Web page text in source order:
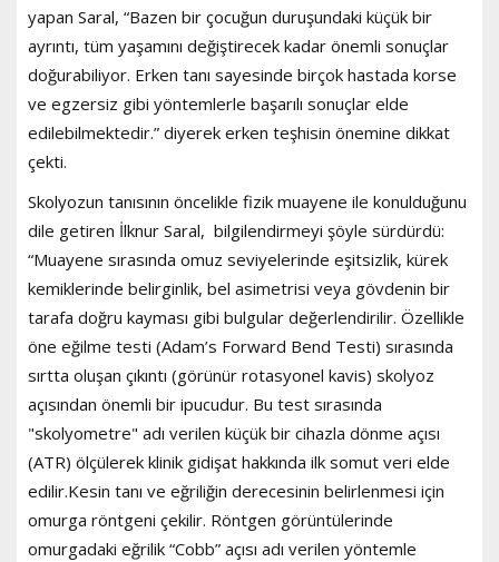
yapan Saral, “Bazen bir çocuğun duruşundaki küçük bir
ayrıntı, tüm yaşamını değiştirecek kadar önemli sonuçlar
doğurabiliyor. Erken tanı sayesinde birçok hastada korse
ve egzersiz gibi yöntemlerle başarılı sonuçlar elde
edilebilmektedir.” diyerek erken teşhisin önemine dikkat
çekti.
Skolyozun tanısının öncelikle fizik muayene ile konulduğunu
dile getiren İlknur Saral, bilgilendirmeyi şöyle sürdürdü:
“Muayene sırasında omuz seviyelerinde eşitsizlik, kürek
kemiklerinde belirginlik, bel asimetrisi veya gövdenin bir
tarafa doğru kayması gibi bulgular değerlendirilir. Özellikle
öne eğilme testi (Adam’s Forward Bend Testi) sırasında
sırtta oluşan çıkıntı (görünür rotasyonel kavis) skolyoz
açısından önemli bir ipucudur. Bu test sırasında
"skolyometre" adı verilen küçük bir cihazla dönme açısı
(ATR) ölçülerek klinik gidişat hakkında ilk somut veri elde
edilir.Kesin tanı ve eğriliğin derecesinin belirlenmesi için
omurga röntgeni çekilir. Röntgen görüntülerinde
omurgadaki eğrilik “Cobb” açısı adı verilen yöntemle